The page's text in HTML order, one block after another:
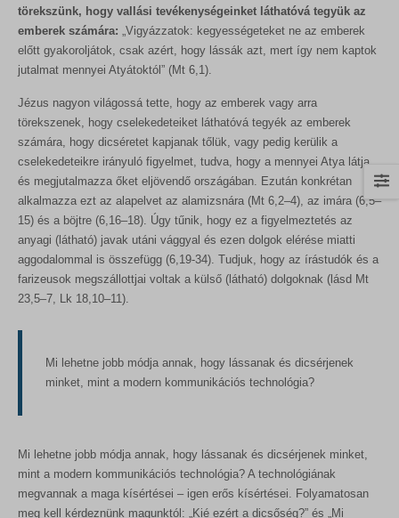
törekszünk, hogy vallási tevékenységeinket láthatóvá tegyük az
emberek számára: „Vigyázzatok: kegyességeteket ne az emberek
előtt gyakoroljátok, csak azért, hogy lássák azt, mert így nem kaptok
jutalmat mennyei Atyátoktól” (Mt 6,1).
Jézus nagyon világossá tette, hogy az emberek vagy arra
törekszenek, hogy cselekedeteiket láthatóvá tegyék az emberek
számára, hogy dicséretet kapjanak tőlük, vagy pedig kerülik a
cselekedeteikre irányuló figyelmet, tudva, hogy a mennyei Atya látja
és megjutalmazza őket eljövendő országában. Ezután konkrétan
alkalmazza ezt az alapelvet az alamizsnára (Mt 6,2–4), az imára (6,5–
15) és a böjtre (6,16–18). Úgy tűnik, hogy ez a figyelmeztetés az
anyagi (látható) javak utáni vággyal és ezen dolgok elérése miatti
aggodalommal is összefügg (6,19-34). Tudjuk, hogy az írástudók és a
farizeusok megszállottjai voltak a külső (látható) dolgoknak (lásd Mt
23,5–7, Lk 18,10–11).
Mi lehetne jobb módja annak, hogy lássanak és dicsérjenek
minket, mint a modern kommunikációs technológia?
Mi lehetne jobb módja annak, hogy lássanak és dicsérjenek minket,
mint a modern kommunikációs technológia? A technológiának
megvannak a maga kísértései – igen erős kísértései. Folyamatosan
meg kell kérdeznünk magunktól: „Kié ezért a dicsőség?” és „Mi